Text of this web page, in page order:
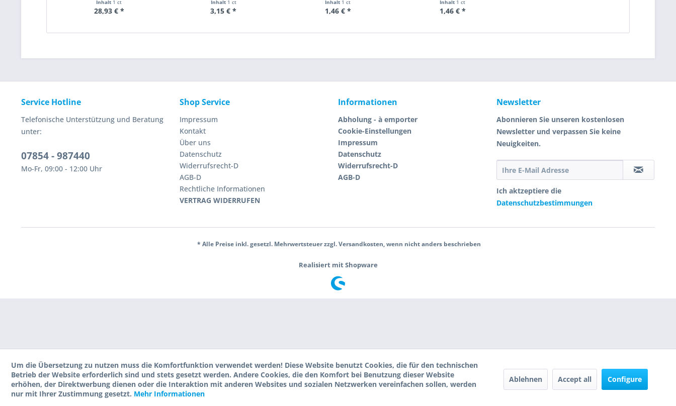
Inhalt 1 ct
28,93 € *
Inhalt 1 ct
3,15 € *
Inhalt 1 ct
1,46 € *
Inhalt 1 ct
1,46 € *
Service Hotline
Telefonische Unterstützung und Beratung
unter:
07854 - 987440
Mo-Fr, 09:00 - 12:00 Uhr
Shop Service
Impressum
Kontakt
Über uns
Datenschutz
Widerrufsrecht-D
AGB-D
Rechtliche Informationen
VERTRAG WIDERRUFEN
Informationen
Abholung - à emporter
Cookie-Einstellungen
Impressum
Datenschutz
Widerrufsrecht-D
AGB-D
Newsletter
Abonnieren Sie unseren kostenlosen
Newsletter und verpassen Sie keine
Neuigkeiten.
Ich aktzeptiere die
Datenschutzbestimmungen
* Alle Preise inkl. gesetzl. Mehrwertsteuer zzgl. Versandkosten, wenn nicht anders beschrieben
Realisiert mit Shopware
Um die Übersetzung zu nutzen muss die Komfortfunktion verwendet werden! Diese Website benutzt Cookies, die für den technischen
Betrieb der Website erforderlich sind und stets gesetzt werden. Andere Cookies, die den Komfort bei Benutzung dieser Website
erhöhen, der Direktwerbung dienen oder die Interaktion mit anderen Websites und sozialen Netzwerken vereinfachen sollen, werden
nur mit Ihrer Zustimmung gesetzt. Mehr Informationen
Ablehnen Accept all Configure